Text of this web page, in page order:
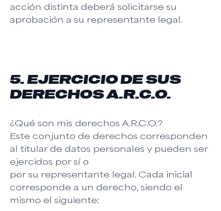
acción distinta deberá solicitarse su
aprobación a su representante legal.
5. EJERCICIO DE SUS
DERECHOS A.R.C.O.
¿Qué son mis derechos A.R.C.O.?
Este conjunto de derechos corresponden
al titular de datos personales y pueden ser
ejercidos por sí o
por su representante legal. Cada inicial
corresponde a un derecho, siendo el
mismo el siguiente: